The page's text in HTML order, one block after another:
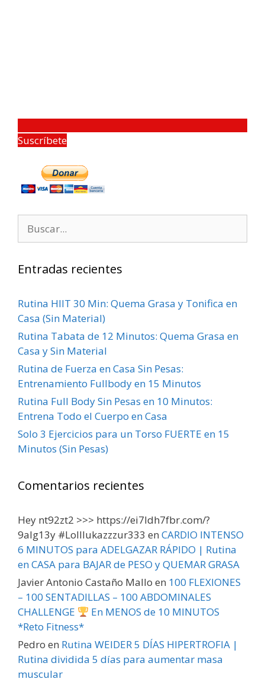
Suscríbete
Entradas recientes
Rutina HIIT 30 Min: Quema Grasa y Tonifica en
Casa (Sin Material)
Rutina Tabata de 12 Minutos: Quema Grasa en
Casa y Sin Material
Rutina de Fuerza en Casa Sin Pesas:
Entrenamiento Fullbody en 15 Minutos
Rutina Full Body Sin Pesas en 10 Minutos:
Entrena Todo el Cuerpo en Casa
Solo 3 Ejercicios para un Torso FUERTE en 15
Minutos (Sin Pesas)
Comentarios recientes
Hey nt92zt2 >>> https://ei7ldh7fbr.com/?
9alg13y #Lolllukazzzur333 en CARDIO INTENSO
6 MINUTOS para ADELGAZAR RÁPIDO | Rutina
en CASA para BAJAR de PESO y QUEMAR GRASA
Javier Antonio Castaño Mallo en 100 FLEXIONES
– 100 SENTADILLAS – 100 ABDOMINALES
CHALLENGE
En MENOS de 10 MINUTOS
*Reto Fitness*
Pedro en Rutina WEIDER 5 DÍAS HIPERTROFIA |
Rutina dividida 5 días para aumentar masa
muscular